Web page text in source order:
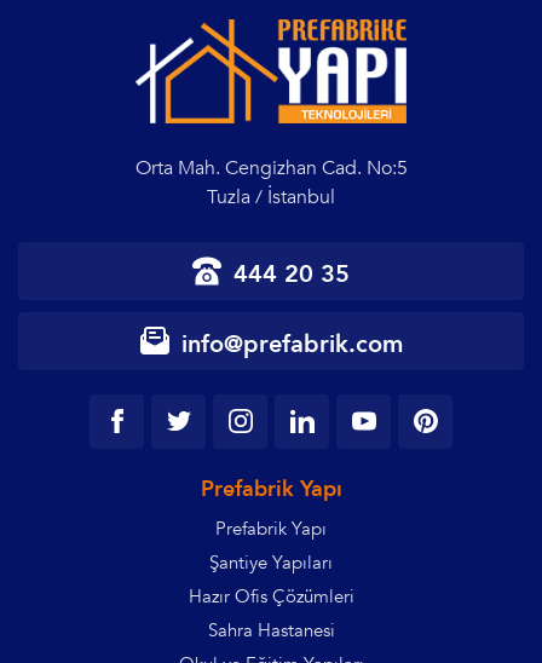
Orta Mah. Cengizhan Cad. No:5
Tuzla / İstanbul
444 20 35
info@prefabrik.com
Prefabrik Yapı
Prefabrik Yapı
Şantiye Yapıları
Hazır Ofis Çözümleri
Sahra Hastanesi